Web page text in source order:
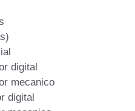
digital
mecanico
digital